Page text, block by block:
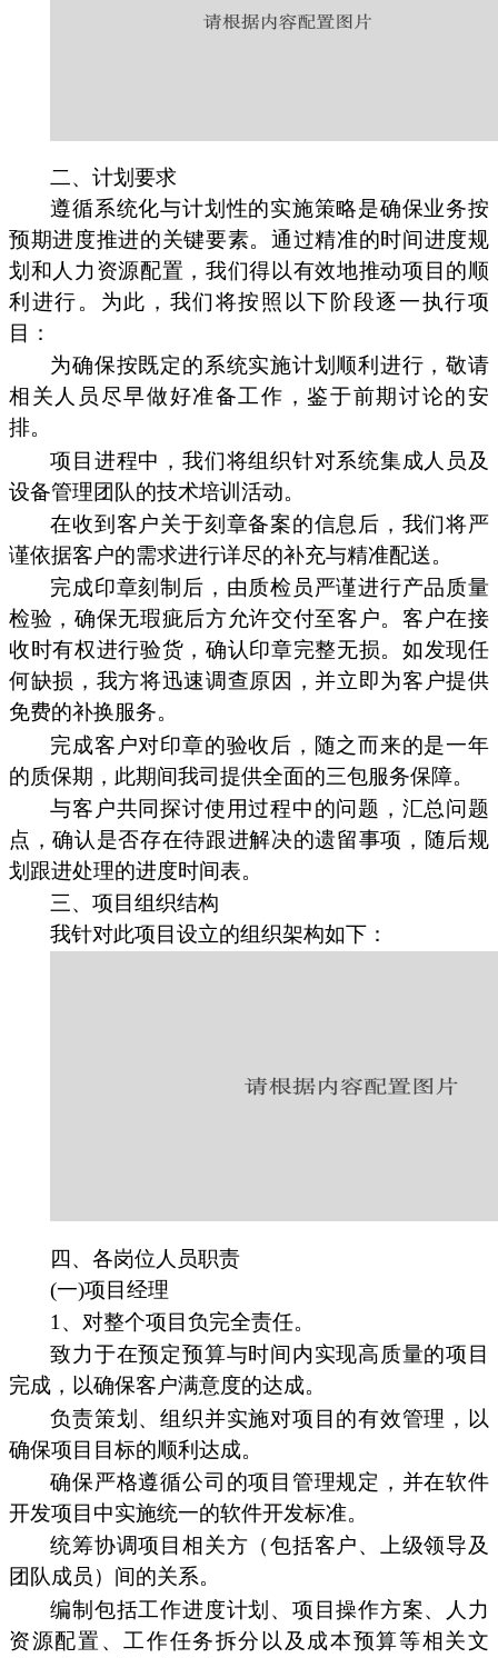
二、计划要求
遵循系统化与计划性的实施策略是确保业务按
预期进度推进的关键要素。通过精准的时间进度规
划和人力资源配置，我们得以有效地推动项目的顺
利进行。为此，我们将按照以下阶段逐一执行项
目：
为确保按既定的系统实施计划顺利进行，敬请
相关人员尽早做好准备工作，鉴于前期讨论的安
排。
项目进程中，我们将组织针对系统集成人员及
设备管理团队的技术培训活动。
在收到客户关于刻章备案的信息后，我们将严
谨依据客户的需求进行详尽的补充与精准配送。
完成印章刻制后，由质检员严谨进行产品质量
检验，确保无瑕疵后方允许交付至客户。客户在接
收时有权进行验货，确认印章完整无损。如发现任
何缺损，我方将迅速调查原因，并立即为客户提供
免费的补换服务。
完成客户对印章的验收后，随之而来的是一年
的质保期，此期间我司提供全面的三包服务保障。
与客户共同探讨使用过程中的问题，汇总问题
点，确认是否存在待跟进解决的遗留事项，随后规
划跟进处理的进度时间表。
三、项目组织结构
我针对此项目设立的组织架构如下：
四、各岗位人员职责
(一)项目经理
1、对整个项目负完全责任。
致力于在预定预算与时间内实现高质量的项目
完成，以确保客户满意度的达成。
负责策划、组织并实施对项目的有效管理，以
确保项目目标的顺利达成。
确保严格遵循公司的项目管理规定，并在软件
开发项目中实施统一的软件开发标准。
统筹协调项目相关方（包括客户、上级领导及
团队成员）间的关系。
编制包括工作进度计划、项目操作方案、人力
资源配置、工作任务拆分以及成本预算等相关文